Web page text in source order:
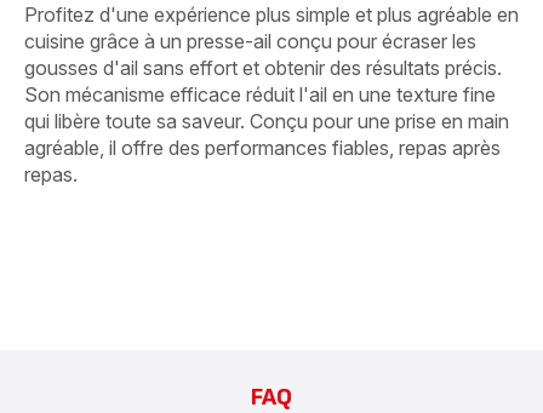
Profitez d'une expérience plus simple et plus agréable en
cuisine grâce à un presse-ail conçu pour écraser les
gousses d'ail sans effort et obtenir des résultats précis.
Son mécanisme efficace réduit l'ail en une texture fine
qui libère toute sa saveur. Conçu pour une prise en main
agréable, il offre des performances fiables, repas après
repas.
FAQ